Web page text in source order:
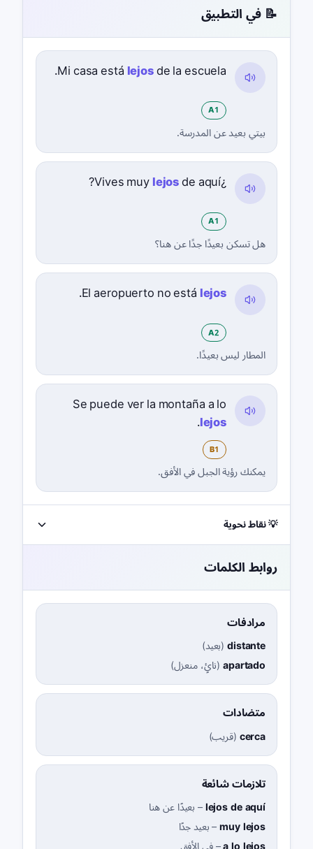
📝 في التطبيق
Mi casa estálejosde la escuela.
A1
بيتي بعيد عن المدرسة.
¿Vives muy
lejosde aquí?
A1
هل تسكن بعيدًا جدًا عن هنا؟
El aeropuerto no estálejos
.
A2
المطار ليس بعيدًا.
Se puede ver la montaña a lo
lejos
.
B1
يمكنك رؤية الجبل في الأفق.
💡 نقاط نحوية
روابط الكلمات
مرادفات
distante
(بعيد)
apartado
(نائٍ، منعزل)
متضادات
cerca
(قريب)
تلازمات شائعة
lejos de aquí
–بعيدًا عن هنا
muy lejos
–بعيد جدًا